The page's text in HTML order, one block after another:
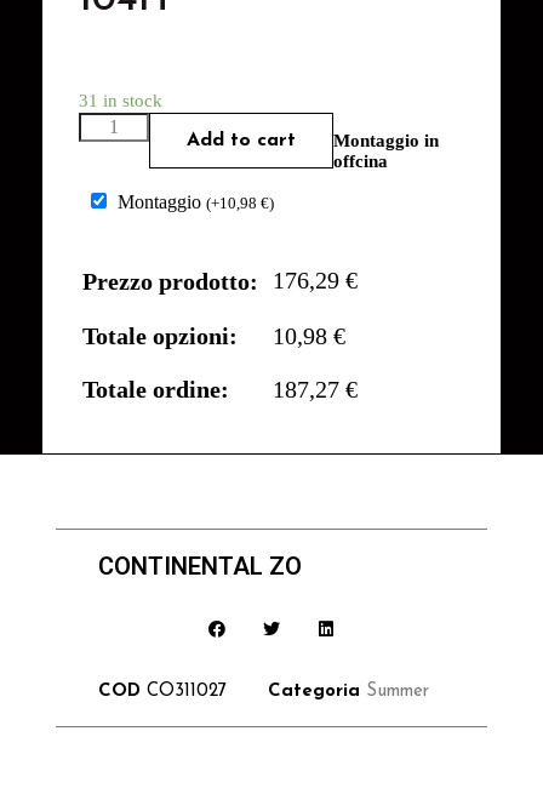
31 in stock
Add to cart
Montaggio in
offcina
Montaggio (+10,98 €)
Prezzo prodotto: 176,29 €
Totale opzioni:
10,98 €
Totale ordine:
187,27 €
CONTINENTAL ZO
COD CO311027 Categoria Summer